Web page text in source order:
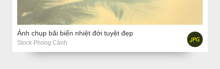
Ảnh chụp bãi biển nhiệt đới tuyệt đẹp
Stock Phong Cảnh